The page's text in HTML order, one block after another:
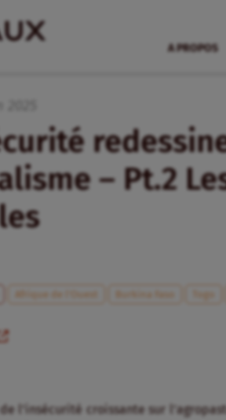
A PROPOS
– Pt.2
Afrique de l’Ouest Burkina Faso Togo
l’insécurité croissante sur